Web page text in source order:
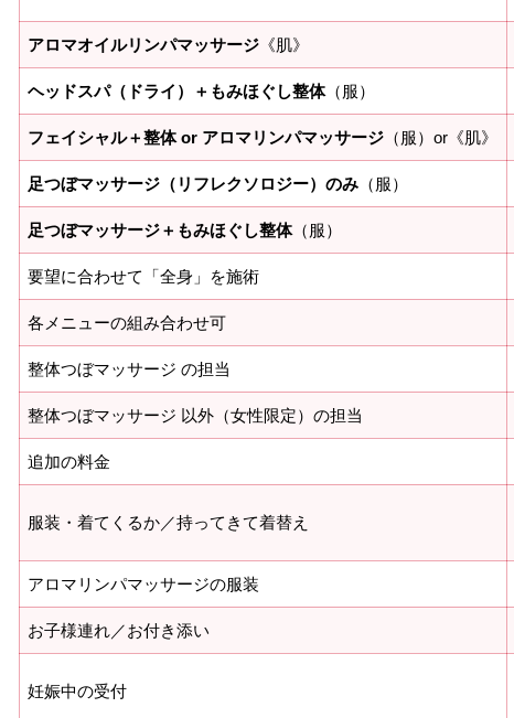
アロマオイルリンパマッサージ 《肌》
ヘッドスパ（ドライ）＋もみほぐし整体（服）
フェイシャル＋整体 or アロマリンパマッサージ （服）or《肌》
足つぼマッサージ（リフレクソロジー）のみ （服）
足つぼマッサージ＋もみほぐし整体（服）
要望に合わせて「全身」を施術
各メニューの組み合わせ可
整体つぼマッサージ の担当
整体つぼマッサージ 以外（女性限定）の担当
追加の料金
服装・着てくるか／持ってきて着替え
アロマリンパマッサージの服装
お子様連れ／お付き添い
妊娠中の受付